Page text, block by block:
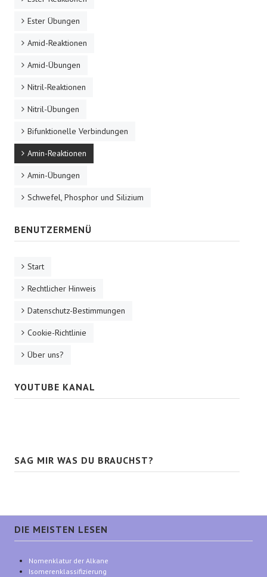
Ester Übungen
Amid-Reaktionen
Amid-Übungen
Nitril-Reaktionen
Nitril-Übungen
Bifunktionelle Verbindungen
Amin-Reaktionen
Amin-Übungen
Schwefel, Phosphor und Silizium
BENUTZERMENÜ
Start
Rechtlicher Hinweis
Datenschutz-Bestimmungen
Cookie-Richtlinie
Über uns?
YOUTUBE KANAL
SAG MIR WAS DU BRAUCHST?
DIE MEISTEN LESEN
Nomenklatur der Alkane
Isomerenklassifizierung